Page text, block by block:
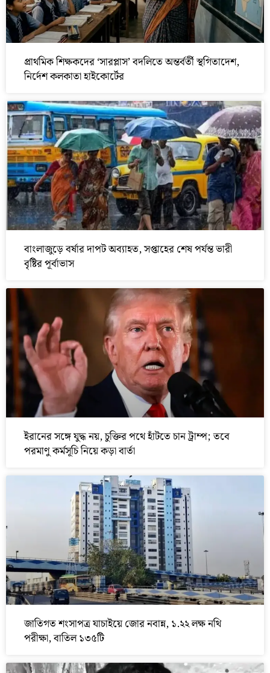
প্রাথমিক শিক্ষকদের ‘সারপ্লাস’ বদলিতে অন্তর্বর্তী স্থগিতাদেশ,
নির্দেশ কলকাতা হাইকোর্টের
বাংলাজুড়ে বর্ষার দাপট অব্যাহত, সপ্তাহের শেষ পর্যন্ত ভারী
বৃষ্টির পূর্বাভাস
ইরানের সঙ্গে যুদ্ধ নয়, চুক্তির পথে হাঁটতে চান ট্রাম্প; তবে
পরমাণু কর্মসূচি নিয়ে কড়া বার্তা
জাতিগত শংসাপত্র যাচাইয়ে জোর নবান্ন, ১.২২ লক্ষ নথি
পরীক্ষা, বাতিল ১৩৫টি